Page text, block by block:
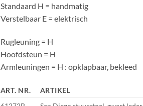
Standaard H = handmatig
Verstelbaar E = elektrisch
Rugleuning = H
Hoofdsteun = H
Armleuningen = H : opklapbaar, bekleed
ART. NR. ARTIKEL